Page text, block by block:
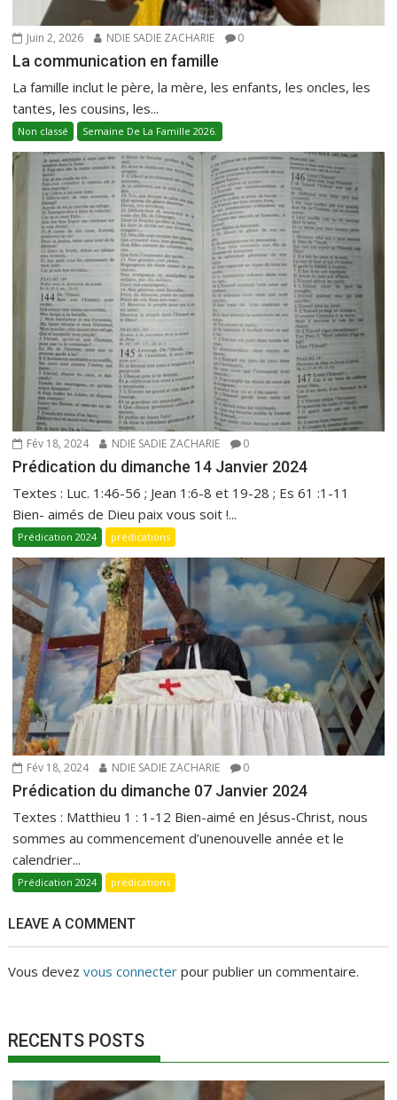
Juin 2, 2026 NDIE SADIE ZACHARIE 0
La communication en famille
La famille inclut le père, la mère, les enfants, les oncles, les
tantes, les cousins, les...
Non classé Semaine De La Famille 2026.
Fév 18, 2024 NDIE SADIE ZACHARIE 0
Prédication du dimanche 14 Janvier 2024
Textes : Luc. 1:46-56 ; Jean 1:6-8 et 19-28 ; Es 61 :1-11
Bien- aimés de Dieu paix vous soit !...
Prédication 2024 prédications
Fév 18, 2024 NDIE SADIE ZACHARIE 0
Prédication du dimanche 07 Janvier 2024
Textes : Matthieu 1 : 1-12 Bien-aimé en Jésus-Christ, nous
sommes au commencement d’unenouvelle année et le
calendrier...
Prédication 2024 prédications
LEAVE A COMMENT
Vous devezvous connecter pour publier un commentaire.
RECENTS POSTS